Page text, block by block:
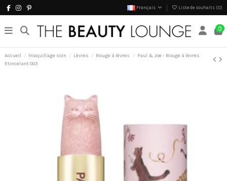
Français Liste de souhaits (0)
0
Accueil Maquillage soin Lèvres Rouge à lèvres
Paul & Joe - Rouge à lèvres
Etincelant 003